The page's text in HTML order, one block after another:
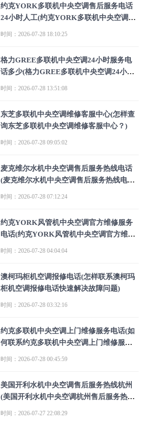
约克YORK多联机中央空调售后服务电话
24小时人工(约克YORK多联机中央空调售
时间：2026-07-28 18:10:25
格力GREE多联机中央空调24小时服务电
话多少(格力GREE多联机中央空调24小时
时间：2026-07-28 13:51:08
东芝多联机中央空调维修客服中心(怎样查
询东芝多联机中央空调维修客服中心？)
时间：2026-07-28 09:05:02
麦克维尔水机中央空调售后服务热线电话
(麦克维尔水机中央空调售后服务热线电话
时间：2026-07-28 07:12:24
约克YORK风管机中央空调官方维修服务
电话(约克YORK风管机中央空调官方维修
时间：2026-07-28 04:04:04
澳柯玛柜机空调报修电话(怎样联系澳柯玛
柜机空调报修电话快速解决故障问题)
时间：2026-07-28 03:32:16
约克多联机中央空调上门维修服务电话(如
何联系约克多联机中央空调上门维修服务
时间：2026-07-28 00:45:59
美国开利水机中央空调售后服务热线杭州
(美国开利水机中央空调杭州售后服务热线
时间：2026-07-27 22:08:29